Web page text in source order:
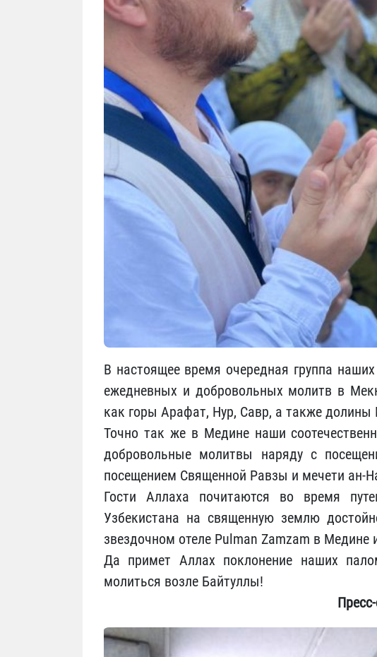
В настоящее время очередная группа
ежедневных и добровольных молитв в
как горы Арафат, Нур, Савр, а также
Точно так же в Медине наши
добровольные молитвы наряду с
посещением Священной Равзы и мечети ан-
Гости Аллаха почитаются во время
Узбекистана на священную землю
звездочном отеле Pulman Zamzam в Медине
Да примет Аллах поклонение наших
молиться возле Байтуллы!